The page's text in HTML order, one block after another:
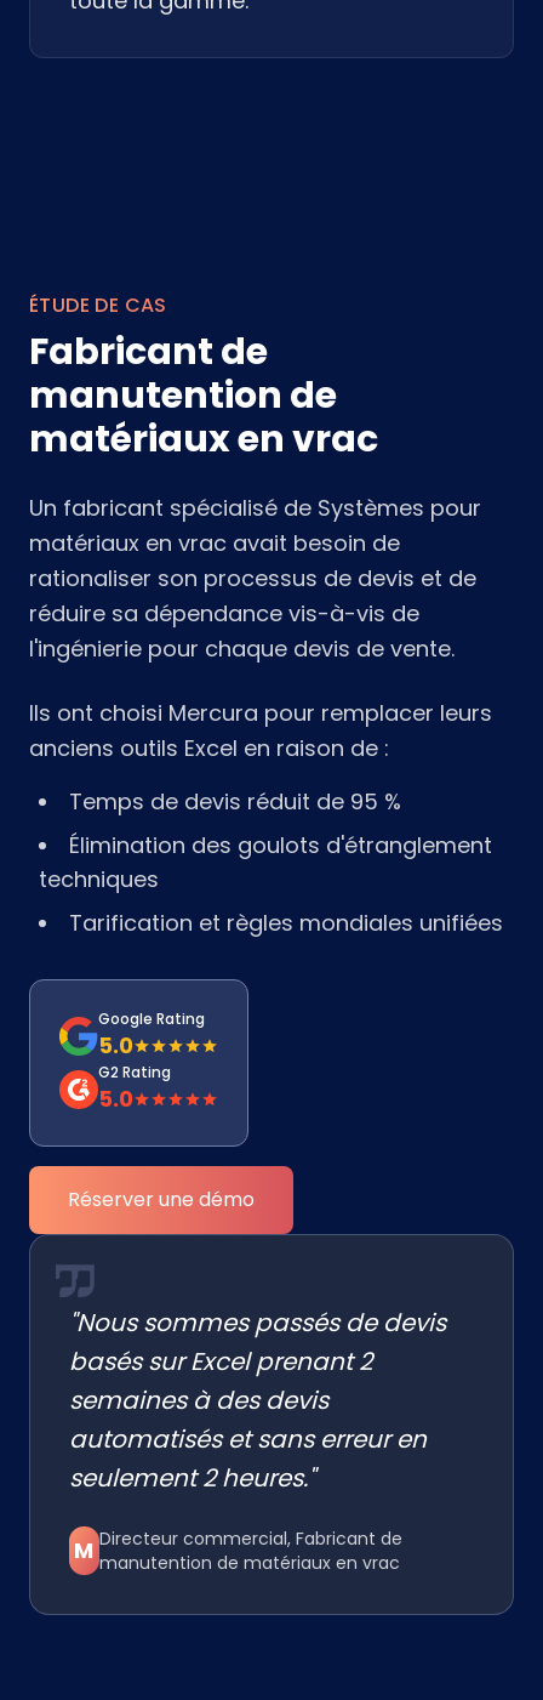
ÉTUDE DE CAS
Fabricant de
manutention de
matériaux en vrac
Un fabricant spécialisé de Systèmes pour
matériaux en vrac avait besoin de
rationaliser son processus de devis et de
réduire sa dépendance vis-à-vis de
l'ingénierie pour chaque devis de vente.
Ils ont choisi Mercura pour remplacer leurs
anciens outils Excel en raison de :
Temps de devis réduit de 95 %
Élimination des goulots d'étranglement
techniques
Tarification et règles mondiales unifiées
Google Rating
5.0
G2 Rating
5.0
Réserver une démo
"Nous sommes passés de devis
basés sur Excel prenant 2
semaines à des devis
automatisés et sans erreur en
seulement 2 heures."
M Directeur commercial, Fabricant de
manutention de matériaux en vrac